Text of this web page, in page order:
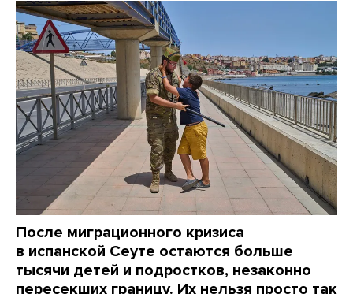
После миграционного кризиса
в испанской Сеуте остаются больше
тысячи детей и подростков, незаконно
пересекших границу. Их нельзя просто так